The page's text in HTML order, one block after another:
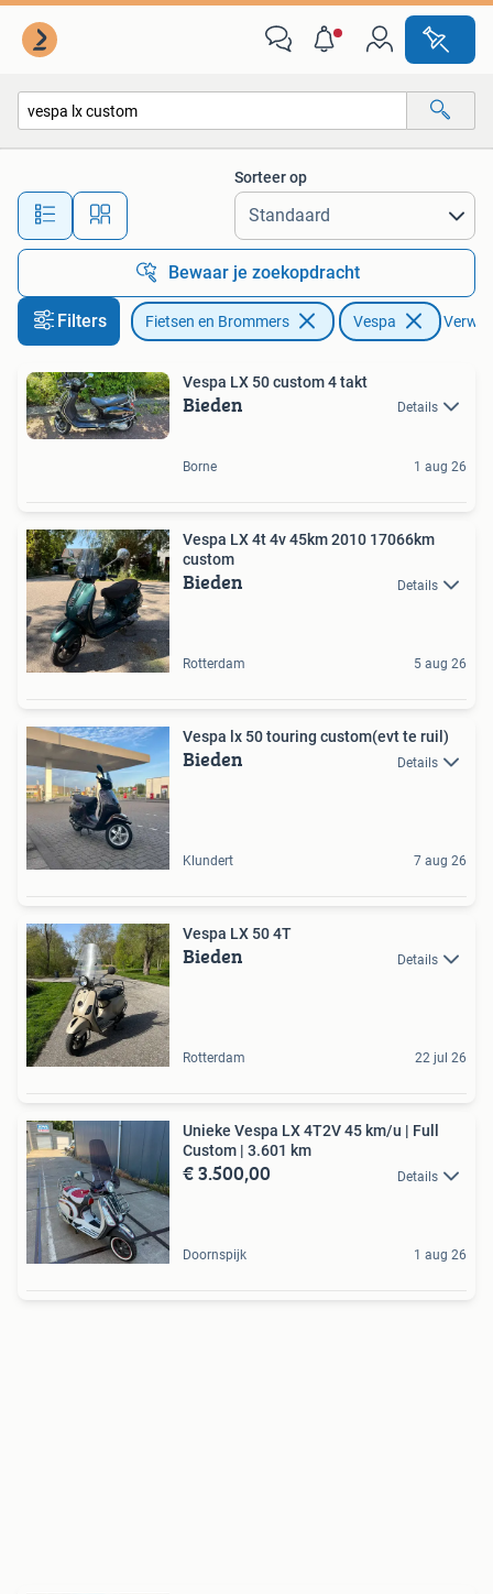
Alle afstanden…
Sorteer op
Bewaar je zoekopdracht
Filters Fietsen en Brommers Vespa
Vespa LX 50 custom 4 takt
Bieden Details
Borne 1 aug 26
Vespa LX 4t 4v 45km 2010 17066km
custom
Bieden Details
Rotterdam 5 aug 26
Vespa lx 50 touring custom(evt te ruil)
Bieden Details
Klundert 7 aug 26
Vespa LX 50 4T
Bieden Details
Rotterdam 22 jul 26
Unieke Vespa LX 4T2V 45 km/u | Full
Custom | 3.601 km
€ 3.500,00 Details
Doornspijk 1 aug 26